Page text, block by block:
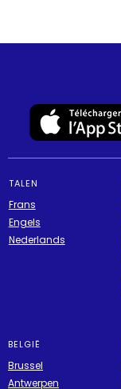
TALEN
Frans
Engels
Nederlands
BELGIË
Brussel
Antwerpen